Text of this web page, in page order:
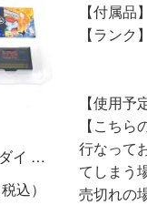
BANDAI バンダイ うずまき～電視怪奇編～ ワンダースワン用ソフト SWJ-OMM001 Dランク
【付属
【ランク
通常使
【使用
【こち
行なって
てしまう
売切れの